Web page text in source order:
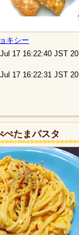
キシー
17 16:22:40 JST 20
17 16:22:31 JST 20
ぺたまパスタ